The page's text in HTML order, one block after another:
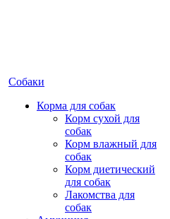
Собаки
Корма для собак
Корм сухой для
собак
Корм влажный для
собак
Корм диетический
для собак
Лакомства для
собак